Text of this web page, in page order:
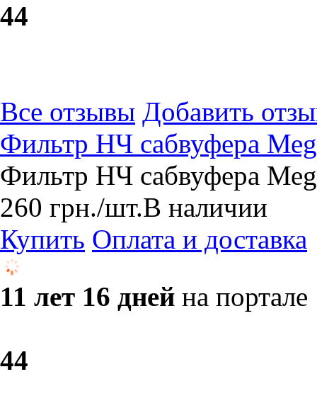
44
Все отзывы Добавить
Фильтр НЧ сабвуфера
Фильтр НЧ сабвуфера
260 грн./шт.В наличии
Купить Оплата и доставка
11 лет 16 дней на портале
44